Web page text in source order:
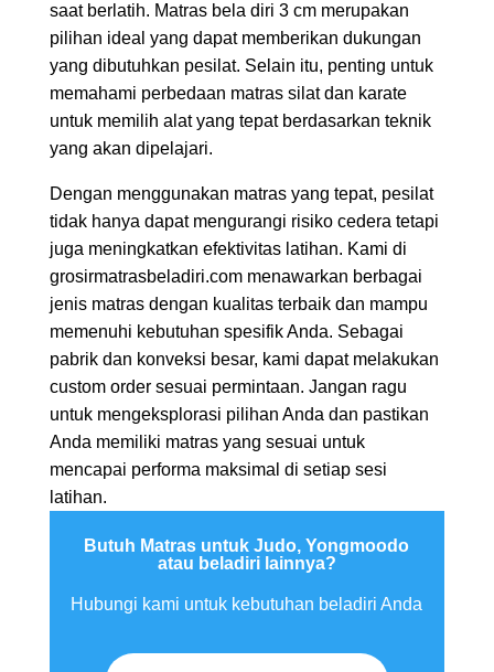
saat berlatih. Matras bela diri 3 cm merupakan
pilihan ideal yang dapat memberikan dukungan
yang dibutuhkan pesilat. Selain itu, penting untuk
memahami perbedaan matras silat dan karate
untuk memilih alat yang tepat berdasarkan teknik
yang akan dipelajari.
Dengan menggunakan matras yang tepat, pesilat
tidak hanya dapat mengurangi risiko cedera tetapi
juga meningkatkan efektivitas latihan. Kami di
grosirmatrasbeladiri.com menawarkan berbagai
jenis matras dengan kualitas terbaik dan mampu
memenuhi kebutuhan spesifik Anda. Sebagai
pabrik dan konveksi besar, kami dapat melakukan
custom order sesuai permintaan. Jangan ragu
untuk mengeksplorasi pilihan Anda dan pastikan
Anda memiliki matras yang sesuai untuk
mencapai performa maksimal di setiap sesi
latihan.
Butuh Matras untuk Judo, Yongmoodo
atau beladiri lainnya?
Hubungi kami untuk kebutuhan beladiri Anda